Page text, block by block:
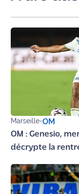
Marseille-OM
OM : Genesio,
décrypte la